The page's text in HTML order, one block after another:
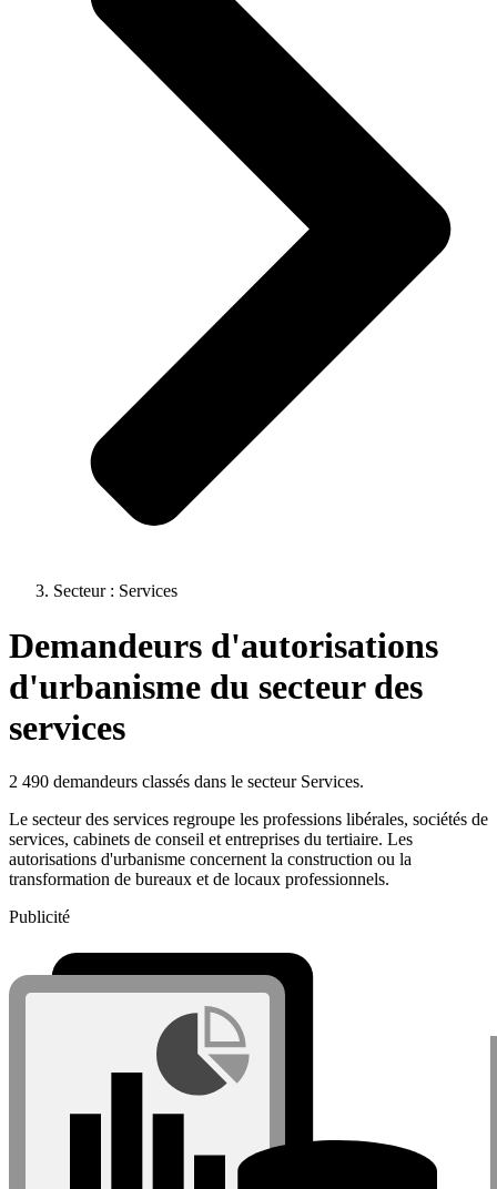
Secteur : Services
Demandeurs d'autorisations
d'urbanisme du secteur des
services
2 490 demandeurs classés dans le secteur Services.
Le secteur des services regroupe les professions libérales, sociétés de
services, cabinets de conseil et entreprises du tertiaire. Les
autorisations d'urbanisme concernent la construction ou la
transformation de bureaux et de locaux professionnels.
Publicité